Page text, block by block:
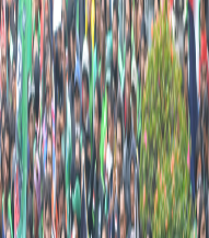
Berita
Islam Digest
Hikmah
Opini